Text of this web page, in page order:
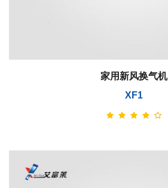
家用新风换气机
XF1